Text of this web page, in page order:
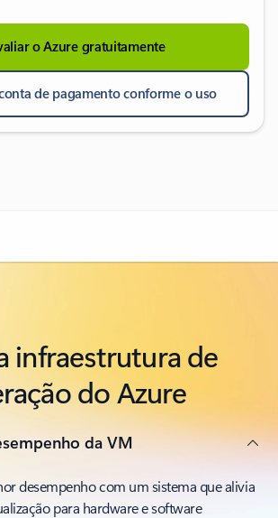
o Azure gratuitamente
de pagamento conforme o uso
infraestrutura de
do Azure
da VM
desempenho com um sistema que alivia
para hardware e software